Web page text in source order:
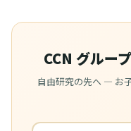
CCN グルー
自由研究の先へ — お